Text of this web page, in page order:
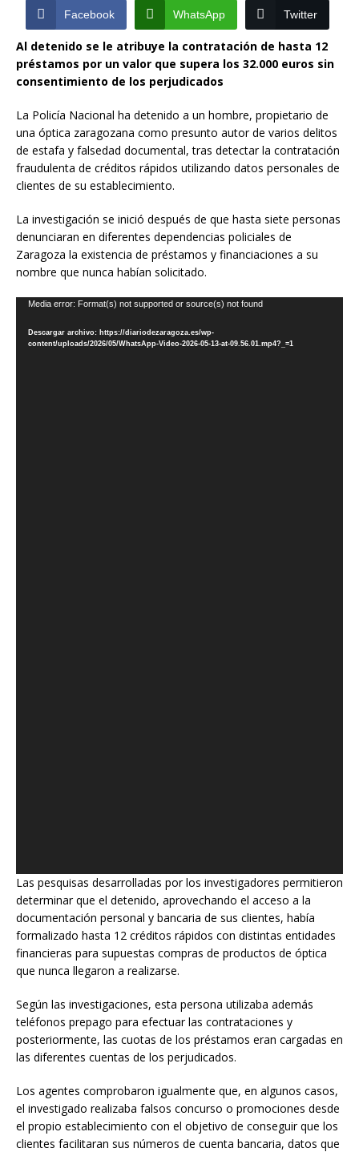
Facebook WhatsApp Twitter
Al detenido se le atribuye la contratación de hasta 12
préstamos por un valor que supera los 32.000 euros sin
consentimiento de los perjudicados
La Policía Nacional ha detenido a un hombre, propietario de
una óptica zaragozana como presunto autor de varios delitos
de estafa y falsedad documental, tras detectar la contratación
fraudulenta de créditos rápidos utilizando datos personales de
clientes de su establecimiento.
La investigación se inició después de que hasta siete personas
denunciaran en diferentes dependencias policiales de
Zaragoza la existencia de préstamos y financiaciones a su
nombre que nunca habían solicitado.
Reproductor
vídeo
Media error: Format(s) not supported or source(s) not found
Descargar archivo: https://diariodezaragoza.es/wp-
content/uploads/2026/05/WhatsApp-Video-2026-05-13-at-09.56.01.mp4?_=1
Las pesquisas desarrolladas por los investigadores permitieron
determinar que el detenido, aprovechando el acceso a la
documentación personal y bancaria de sus clientes, había
formalizado hasta 12 créditos rápidos con distintas entidades
financieras para supuestas compras de productos de óptica
que nunca llegaron a realizarse.
Según las investigaciones, esta persona utilizaba además
teléfonos prepago para efectuar las contrataciones y
posteriormente, las cuotas de los préstamos eran cargadas en
las diferentes cuentas de los perjudicados.
Los agentes comprobaron igualmente que, en algunos casos,
el investigado realizaba falsos concurso o promociones desde
el propio establecimiento con el objetivo de conseguir que los
clientes facilitaran sus números de cuenta bancaria, datos que